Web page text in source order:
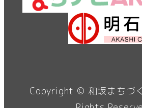
Copyright © 和坂まちづ